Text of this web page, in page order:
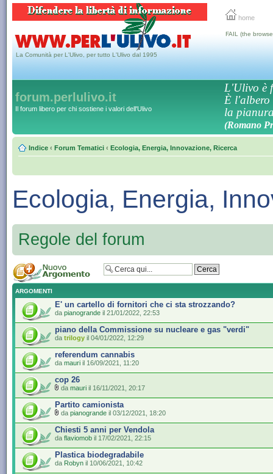
home
La Comunità per L'Ulivo, per tutto L'Ulivo dal 1995
FAIL (the
forum.perlulivo.it
Il forum libero per chi sostiene i valori dell'Ulivo
L'Ulivo è
È l'albero
la
(Romano
Indice ‹ Forum Tematici ‹ Ecologia, Energia, Innovazione, Ricerca
Ecologia, Energia,
Regole del forum
ARGOMENTI
E' un cartello di fornitori che ci sta strozzando?
da pianogrande il 21/01/2022, 22:53
piano della Commissione su nucleare e gas "verdi"
da trilogy il 04/01/2022, 12:29
referendum cannabis
da mauri il 16/09/2021, 11:20
cop 26
da mauri il 16/11/2021, 20:17
Partito camionista
da pianogrande il 03/12/2021, 18:20
Chiesti 5 anni per Vendola
da flaviomob il 17/02/2021, 22:15
Plastica biodegradabile
da Robyn il 10/06/2021, 10:42